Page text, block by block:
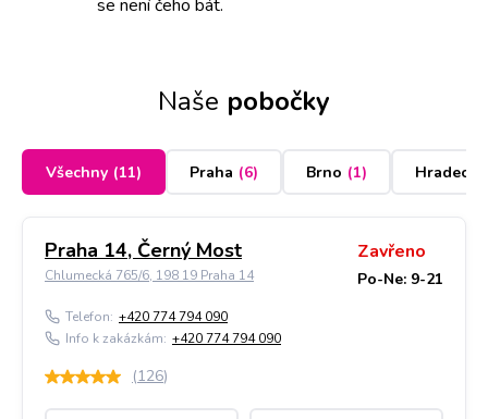
se není čeho bát.
Naše pobočky
Všechny (11) Praha (6) Brno (1) Hradec
Praha 14, Černý Most
Chlumecká 765/6, 198 19 Praha 14
Zavřeno
Po-Ne: 9-21
Telefon: +420 774 794 090
Info k zakázkám: +420 774 794 090
(126)